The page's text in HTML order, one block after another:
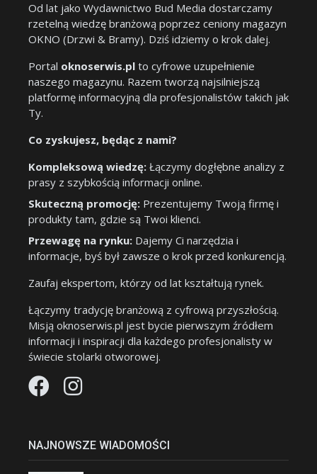
Od lat jako Wydawnictwo Bud Media dostarczamy
rzetelną wiedzę branżową poprzez ceniony magazyn
OKNO (Drzwi & Bramy). Dziś idziemy o krok dalej.
Portal oknoserwis.pl to cyfrowe uzupełnienie
naszego magazynu. Razem tworzą najsilniejszą
platformę informacyjną dla profesjonalistów takich jak
Ty.
Co zyskujesz, będąc z nami?
Kompleksową wiedzę: Łączymy dogłębne analizy z
prasy z szybkością informacji online.
Skuteczną promocję: Prezentujemy Twoją firmę i
produkty tam, gdzie są Twoi klienci.
Przewagę na rynku: Dajemy Ci narzędzia i
informacje, byś był zawsze o krok przed konkurencją.
Zaufaj ekspertom, którzy od lat kształtują rynek.
Łączymy tradycję branżową z cyfrową przyszłością.
Misją oknoserwis.pl jest bycie pierwszym źródłem
informacji i inspiracji dla każdego profesjonalisty w
świecie stolarki otworowej.
NAJNOWSZE WIADOMOŚCI